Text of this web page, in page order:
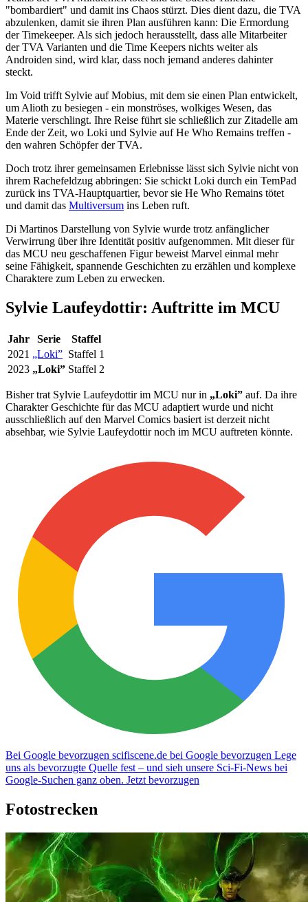
"bombardiert" und damit ins Chaos stürzt. Dies dient dazu, die TVA
abzulenken, damit sie ihren Plan ausführen kann: Die Ermordung
der Timekeeper. Als sich jedoch herausstellt, dass alle Mitarbeiter
der TVA Varianten und die Time Keepers nichts weiter als
Androiden sind, wird klar, dass noch jemand anderes dahinter
steckt.
Im Void trifft Sylvie auf Mobius, mit dem sie einen Plan entwickelt,
um Alioth zu besiegen - ein monströses, wolkiges Wesen, das
Materie verschlingt. Ihre Reise führt sie schließlich zur Zitadelle am
Ende der Zeit, wo Loki und Sylvie auf He Who Remains treffen -
den wahren Schöpfer der TVA.
Doch trotz ihrer gemeinsamen Erlebnisse lässt sich Sylvie nicht von
ihrem Rachefeldzug abbringen: Sie schickt Loki durch ein TemPad
zurück ins TVA-Hauptquartier, bevor sie He Who Remains tötet
und damit das Multiversum ins Leben ruft.
Di Martinos Darstellung von Sylvie wurde trotz anfänglicher
Verwirrung über ihre Identität positiv aufgenommen. Mit dieser für
das MCU neu geschaffenen Figur beweist Marvel einmal mehr
seine Fähigkeit, spannende Geschichten zu erzählen und komplexe
Charaktere zum Leben zu erwecken.
Sylvie Laufeydottir: Auftritte im MCU
Jahr Serie
Staffel
2021 „Loki” Staffel 1
2023 „Loki” Staffel 2
Bisher trat Sylvie Laufeydottir im MCU nur in „Loki” auf. Da ihre
Charakter Geschichte für das MCU adaptiert wurde und nicht
ausschließlich auf den Marvel Comics basiert ist derzeit nicht
absehbar, wie Sylvie Laufeydottir noch im MCU auftreten könnte.
Bei Google bevorzugen scifiscene.de bei Google bevorzugen Lege
uns als bevorzugte Quelle fest – und sieh unsere Sci-Fi-News bei
Google-Suchen ganz oben. Jetzt bevorzugen
Fotostrecken